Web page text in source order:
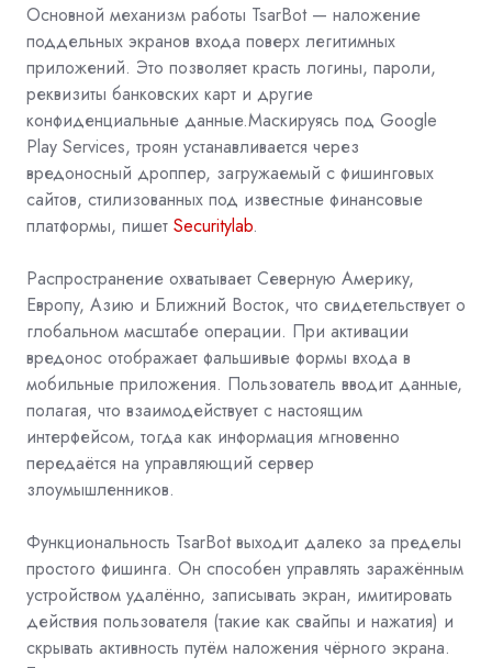
Основной механизм работы TsarBot — наложение
поддельных экранов входа поверх легитимных
приложений. Это позволяет красть логины, пароли,
реквизиты банковских карт и другие
конфиденциальные данные.Маскируясь под Google
Play Services, троян устанавливается через
вредоносный дроппер, загружаемый с фишинговых
сайтов, стилизованных под известные финансовые
платформы, пишет Securitylab.
Распространение охватывает Северную Америку,
Европу, Азию и Ближний Восток, что свидетельствует о
глобальном масштабе операции. При активации
вредонос отображает фальшивые формы входа в
мобильные приложения. Пользователь вводит данные,
полагая, что взаимодействует с настоящим
интерфейсом, тогда как информация мгновенно
передаётся на управляющий сервер
злоумышленников.
Функциональность TsarBot выходит далеко за пределы
простого фишинга. Он способен управлять заражённым
устройством удалённо, записывать экран, имитировать
действия пользователя (такие как свайпы и нажатия) и
скрывать активность путём наложения чёрного экрана.